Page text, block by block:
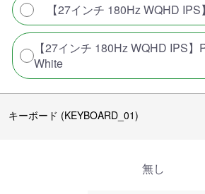
【27インチ 180Hz WQHD
【27インチ 180Hz WQHD IPS
White
キーボード (KEYBOARD_01)
無し